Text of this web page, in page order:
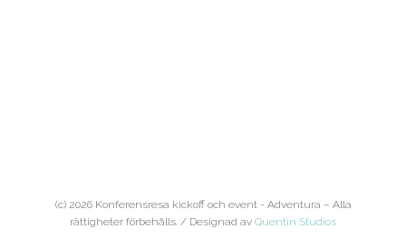
(c) 2026 Konferensresa kickoff och event - Adventura – Alla
rättigheter förbehålls. / Designad av Quentin Studios